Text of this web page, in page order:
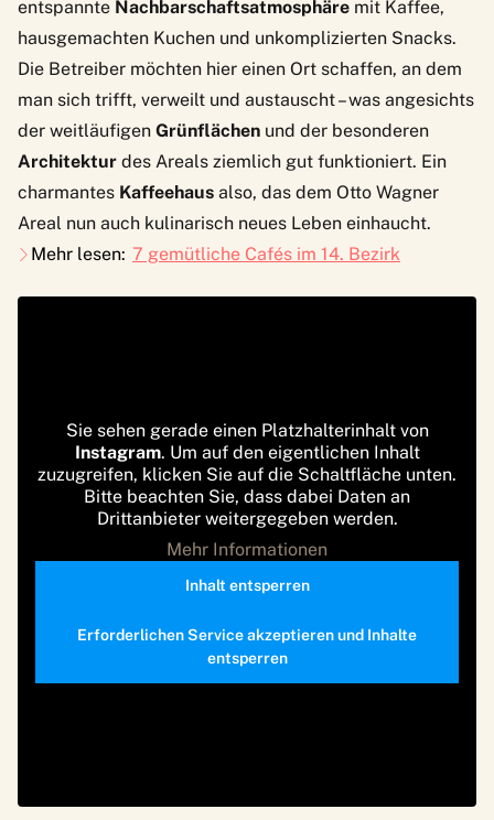
entspannte Nachbarschaftsatmosphäre mit Kaffee,
hausgemachten Kuchen und unkomplizierten Snacks.
Die Betreiber möchten hier einen Ort schaffen, an dem
man sich trifft, verweilt und austauscht – was angesichts
der weitläufigen Grünflächen und der besonderen
Architektur des Areals ziemlich gut funktioniert. Ein
charmantes Kaffeehaus also, das dem Otto Wagner
Areal nun auch kulinarisch neues Leben einhaucht.
Mehr lesen: 7 gemütliche Cafés im 14. Bezirk
Sie sehen gerade einen Platzhalterinhalt von
Instagram. Um auf den eigentlichen Inhalt
zuzugreifen, klicken Sie auf die Schaltfläche unten.
Bitte beachten Sie, dass dabei Daten an
Drittanbieter weitergegeben werden.
Mehr Informationen
Inhalt entsperren
Erforderlichen Service akzeptieren und Inhalte
entsperren